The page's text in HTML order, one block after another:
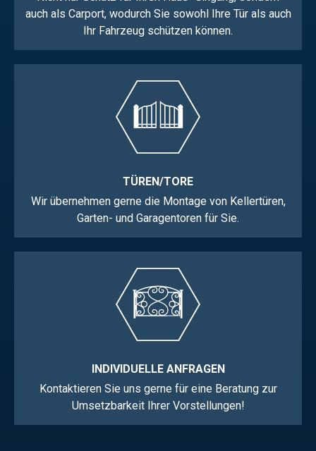
auch als Carport, wodurch Sie sowohl Ihre Tür als auch
Ihr Fahrzeug schützen können.
TÜREN/TORE
Wir übernehmen gerne die Montage von Kellertüren,
Garten- und Garagentoren für Sie.
INDIVIDUELLE ANFRAGEN
Kontaktieren Sie uns gerne für eine Beratung zur
Umsetzbarkeit Ihrer Vorstellungen!